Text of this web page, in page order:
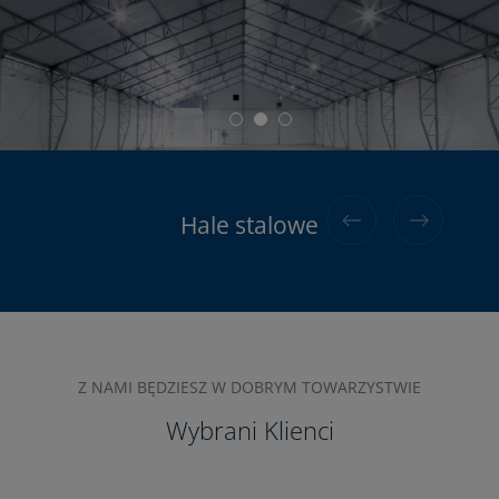
Hale aluminiowe
Hale stalowe
Hale stalowe do 120kg/m2 śniegu
Z NAMI BĘDZIESZ W DOBRYM TOWARZYSTWIE
Wybrani Klienci